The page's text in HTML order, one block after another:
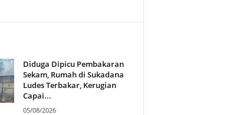
Diduga Dipicu Pembakaran
Sekam, Rumah di Sukadana
Ludes Terbakar, Kerugian
Capai...
05/08/2026